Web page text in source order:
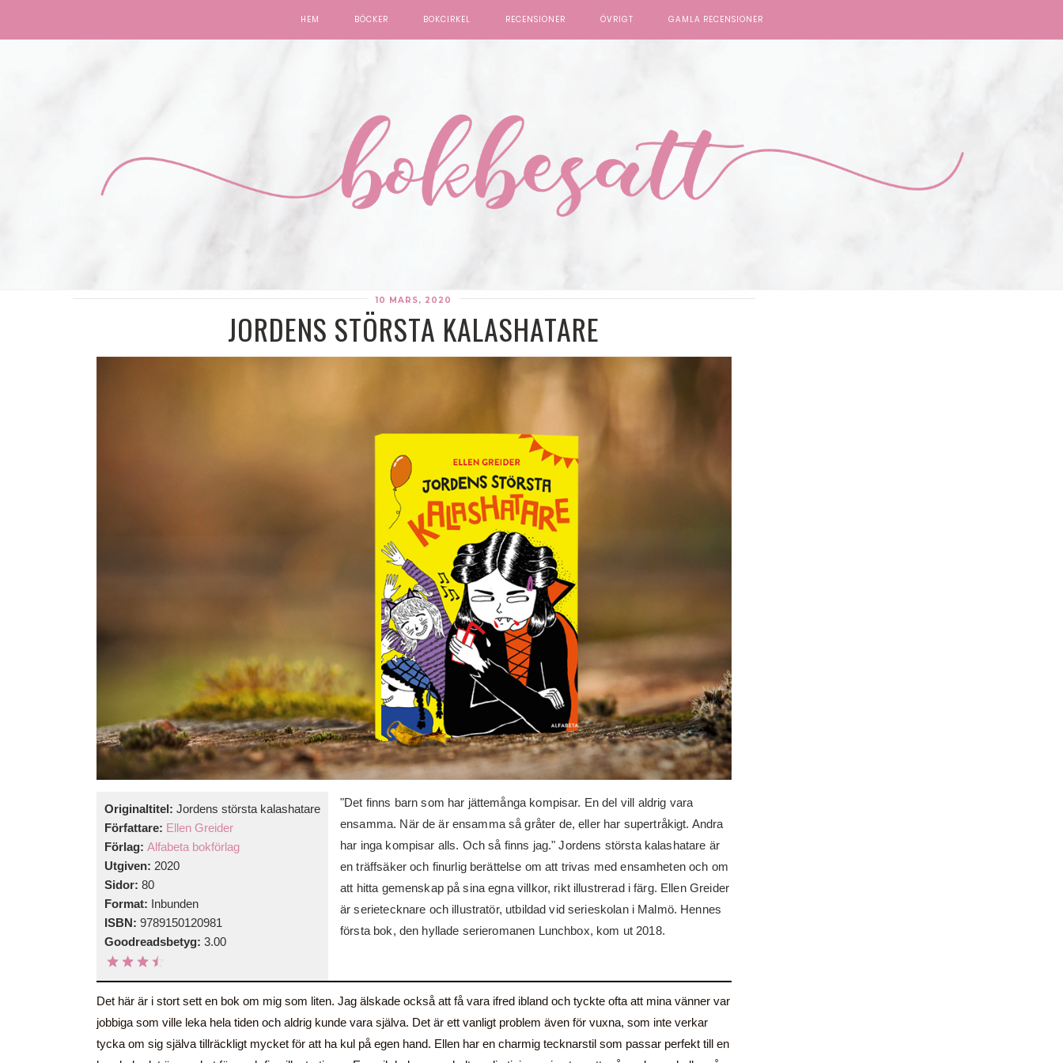
HEM BÖCKER BOKCIRKEL RECENSIONER ÖVRIGT GAMLA RECENSIONER
10 MARS, 2020
JORDENS STÖRSTA KALASHATARE
Originaltitel: Jordens största kalashatare
Författare: Ellen Greider
Förlag: Alfabeta bokförlag
Utgiven: 2020
Sidor: 80
Format: Inbunden
ISBN: 9789150120981
Goodreadsbetyg: 3.00
"Det finns barn som har jättemånga kompisar. En del vill aldrig vara
ensamma. När de är ensamma så gråter de, eller har supertråkigt. Andra
har inga kompisar alls. Och så finns jag." Jordens största kalashatare är
en träffsäker och finurlig berättelse om att trivas med ensamheten och om
att hitta gemenskap på sina egna villkor, rikt illustrerad i färg. Ellen Greider
är serietecknare och illustratör, utbildad vid serieskolan i Malmö. Hennes
första bok, den hyllade serieromanen Lunchbox, kom ut 2018.
Det här är i stort sett en bok om mig som liten. Jag älskade också att få vara ifred ibland och tyckte ofta att mina vänner var
jobbiga som ville leka hela tiden och aldrig kunde vara själva. Det är ett vanligt problem även för vuxna, som inte verkar
tycka om sig själva tillräckligt mycket för att ha kul på egen hand. Ellen har en charmig tecknarstil som passar perfekt till en